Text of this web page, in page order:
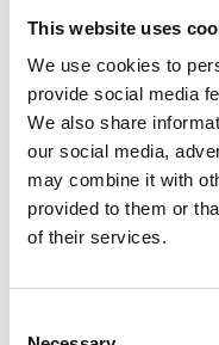
This website uses
We use cookies to
provide social media
We also share
our social media,
may combine it with
provided to them or
of their services.
Cirka 1,5 timma till
tillbaka.
Markering:
Diskret orange
finns två olika